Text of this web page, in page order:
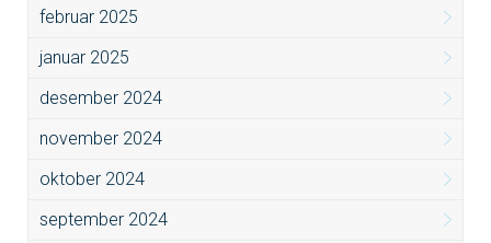
februar 2025
januar 2025
desember 2024
november 2024
oktober 2024
september 2024